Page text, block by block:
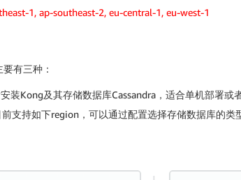
1, ap-southeast-2, eu-central-1, eu-west-1
有三种：
装Kong及其存储数据库Cassandra，适合单机部署或
支持如下region，可以通过配置选择存储数据库的